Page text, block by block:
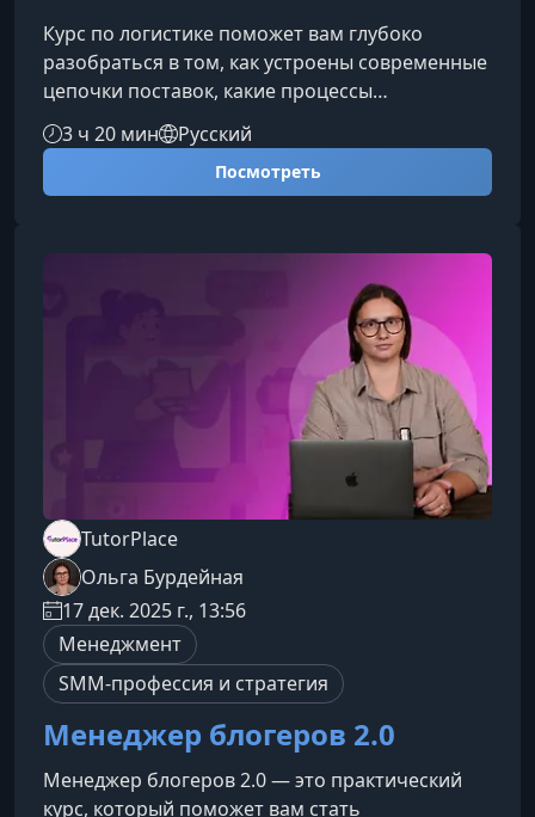
Курс по логистике поможет вам глубоко
разобраться в том, как устроены современные
цепочки поставок, какие процессы
обеспечивают движение товаров и как
логистические решения влияют на
эффективность бизнеса. Материал подойдёт
тем, кто хочет уверенно ориентироваться в
управлении потоками грузов.Чему вы
научитесьПрактические логистические
навыкиВ процессе обучения вы научитесь:
Оптимизировать маршруты перевозок
3 ч 20 мин Русский
Посмотреть
TutorPlace
Ольга Бурдейная
17 дек. 2025 г., 13:56
Менеджмент
SMM-профессия и стратегия
Менеджер блогеров 2.0
Менеджер блогеров 2.0 — это практический
курс, который поможет вам стать